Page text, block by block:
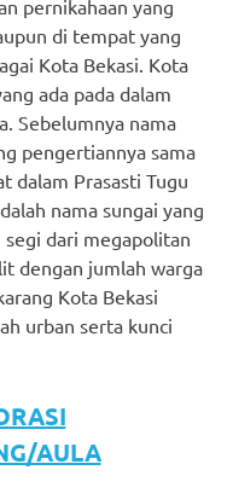
pernikahaan yang
di tempat yang
Kota Bekasi. Kota
ada pada dalam
Sebelumnya nama
pengertiannya sama
dalam Prasasti Tugu
nama sungai yang
dari megapolitan
dengan jumlah warga
Kota Bekasi
urban serta kunci
AULA